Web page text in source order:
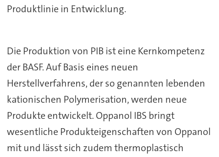
Produktlinie in Entwicklung.
Die Produktion von PIB ist eine Kernkompetenz
der BASF. Auf Basis eines neuen
Herstellverfahrens, der so genannten lebenden
kationischen Polymerisation, werden neue
Produkte entwickelt. Oppanol IBS bringt
wesentliche Produkteigenschaften von Oppanol
mit und lässt sich zudem thermoplastisch